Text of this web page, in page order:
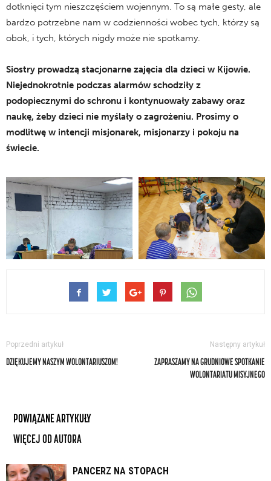
dotknięci tym nieszczęściem wojennym. To są małe gesty, ale
bardzo potrzebne nam w codzienności wobec tych, którzy są
obok, i tych, których nigdy może nie spotkamy.
Siostry prowadzą stacjonarne zajęcia dla dzieci w Kijowie.
Niejednokrotnie podczas alarmów schodziły z
podopiecznymi do schronu i kontynuowały zabawy oraz
naukę, żeby dzieci nie myślały o zagrożeniu. Prosimy o
modlitwę w intencji misjonarek, misjonarzy i pokoju na
świecie.
Poprzedni artykuł
DZIĘKUJEMY NASZYM WOLONTARIUSZOM!
Następny artykuł
ZAPRASZAMY NA GRUDNIOWE SPOTKANIE
WOLONTARIATU MISYJNEGO
POWIĄZANE ARTYKUŁY
WIĘCEJ OD AUTORA
PANCERZ NA STOPACH